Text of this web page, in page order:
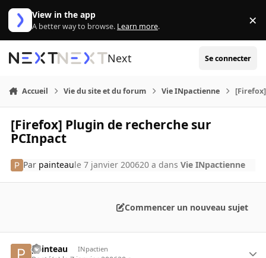
Aller au contenu
View in the app
A better way to browse. Learn more. ×
Next Se connecter
Accueil Vie du site et du forum Vie INpactienne
[Firefox] Plugin de recherche sur
PCInpact
Par painteaule 7 janvier 200620 a dansVie INpactienne
Commencer un nouveau sujet
painteau INpactien